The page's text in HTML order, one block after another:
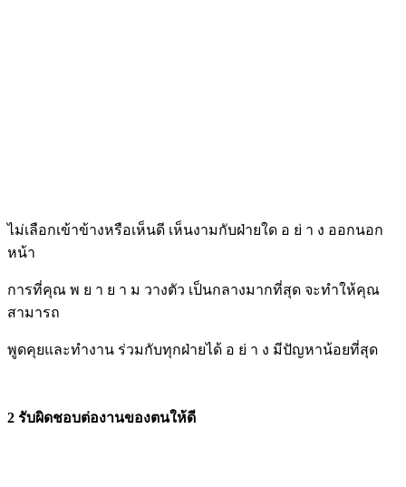
ไม่เลือกเข้าข้างหรือเห็นดี เห็นงามกับฝ่ายใด อ ย่ า ง ออกนอก
หน้า
การที่คุณ พ ย า ย า ม วางตัว เป็นกลางมากที่สุด จะทำให้คุณ
สามารถ
พูดคุยและทำงาน ร่วมกับทุกฝ่ายได้ อ ย่ า ง มีปัญหาน้อยที่สุด
2 รับผิดชอบต่องานของตนให้ดี